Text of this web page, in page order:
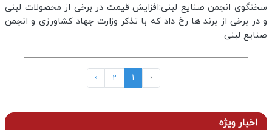
سخنگوی انجمن صنایع لبنی:افزایش قیمت در برخی از محصولات لبنی
و در برخی از برند ها رخ داد که با تذکر وزارت جهاد کشاورزی و انجمن
صنایع لبنی
‹
1
2
›
اخبار ویژه